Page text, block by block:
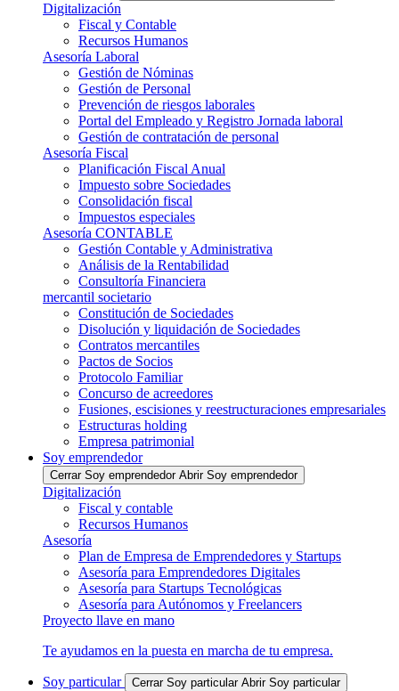
Digitalización
Fiscal y Contable
Recursos Humanos
Asesoría Laboral
Gestión de Nóminas
Gestión de Personal
Prevención de riesgos laborales
Portal del Empleado y Registro Jornada laboral
Gestión de contratación de personal
Asesoría Fiscal
Planificación Fiscal Anual
Impuesto sobre Sociedades
Consolidación fiscal
Impuestos especiales
Asesoría CONTABLE
Gestión Contable y Administrativa
Análisis de la Rentabilidad
Consultoría Financiera
mercantil societario
Constitución de Sociedades
Disolución y liquidación de Sociedades
Contratos mercantiles
Pactos de Socios
Protocolo Familiar
Concurso de acreedores
Fusiones, escisiones y reestructuraciones empresariales
Estructuras holding
Empresa patrimonial
Soy emprendedor
Cerrar Soy emprendedor Abrir Soy emprendedor
Digitalización
Fiscal y contable
Recursos Humanos
Asesoría
Plan de Empresa de Emprendedores y Startups
Asesoría para Emprendedores Digitales
Asesoría para Startups Tecnológicas
Asesoría para Autónomos y Freelancers
Proyecto llave en mano
Te ayudamos en la puesta en marcha de tu empresa.
Soy particular Cerrar Soy particular Abrir Soy particular